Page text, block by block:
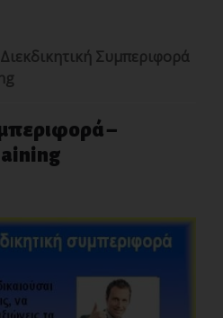
Διεκδικητική Συμπεριφορά
–